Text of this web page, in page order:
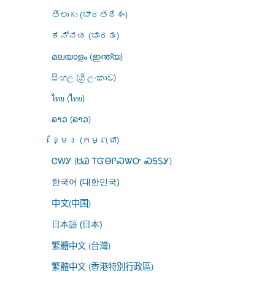
తెలుగు (భారతదేశం)
ಕನ್ನಡ (ಭಾರತ)
മലയാളം (ഇന്ത്യ)
සිංහල (ශ්‍රී ලංකාව)
ไทย (ไทย)
ລາວ (ລາວ)
ខ្មែរ (កម្ពុជា)
ᏣᎳᎩ (ᏌᏊ ᎢᏳᎾᎵᏍᏔᏅ ᏍᎦᏚᎩ)
한국어 (대한민국)
中文(中国)
日本語 (日本)
繁體中文 (台灣)
繁體中文 (香港特別行政區)